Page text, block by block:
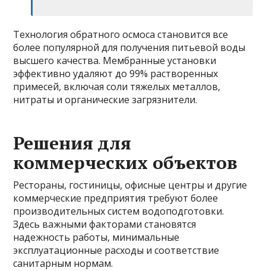
Технология обратного осмоса становится все
более популярной для получения питьевой воды
высшего качества. Мембранные установки
эффективно удаляют до 99% растворенных
примесей, включая соли тяжелых металлов,
нитраты и органические загрязнители.
Решения для
коммерческих объектов
Рестораны, гостиницы, офисные центры и другие
коммерческие предприятия требуют более
производительных систем водоподготовки.
Здесь важными факторами становятся
надежность работы, минимальные
эксплуатационные расходы и соответствие
санитарным нормам.